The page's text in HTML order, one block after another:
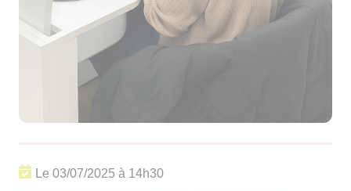
Le 03/07/2025 à 14h30